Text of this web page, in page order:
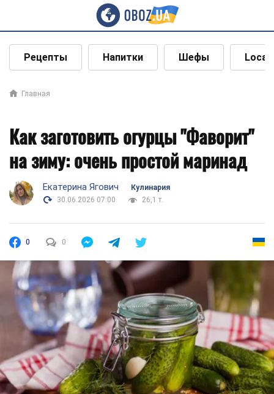
Рецепты Напитки Шефы Local
Главная
Как заготовить огурцы "Фаворит"
на зиму: очень простой маринад
Екатерина Ягович
Кулинария
30.06.2026 07:00
26,1 т.
0 0